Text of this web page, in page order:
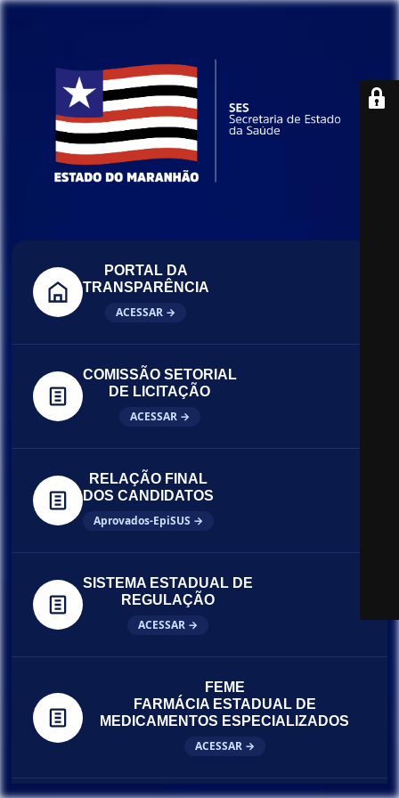
PORTAL DA
TRANSPARÊNCIA
ACESSAR →
COMISSÃO SETORIAL
DE LICITAÇÃO
ACESSAR →
RELAÇÃO FINAL
DOS CANDIDATOS
Aprovados-EpiSUS →
SISTEMA ESTADUAL DE
REGULAÇÃO
ACESSAR →
FEME
FARMÁCIA ESTADUAL DE
MEDICAMENTOS ESPECIALIZADOS
ACESSAR →